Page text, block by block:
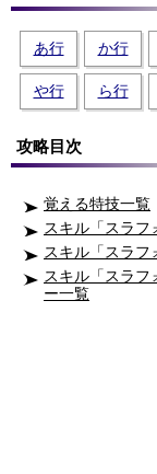
あ行 か行
や行 ら行
攻略目次
覚える特技一覧
スキル「スラフ
スキル「スラフ
スキル「スラフ
ー一覧